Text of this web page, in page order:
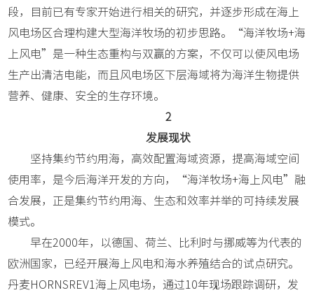
段，目前已有专家开始进行相关的研究，并逐步形成在海上
风电场区合理构建大型海洋牧场的初步思路。“海洋牧场+海
上风电”是一种生态重构与双赢的方案，不仅可以使风电场
生产出清洁电能，而且风电场区下层海域将为海洋生物提供
营养、健康、安全的生存环境。
2
发展现状
坚持集约节约用海，高效配置海域资源，提高海域空间
使用率，是今后海洋开发的方向，“海洋牧场+海上风电”融
合发展，正是集约节约用海、生态和效率并举的可持续发展
模式。
早在2000年，以德国、荷兰、比利时与挪威等为代表的
欧洲国家，已经开展海上风电和海水养殖结合的试点研究。
丹麦HORNSREV1海上风电场，通过10年现场跟踪调研，发